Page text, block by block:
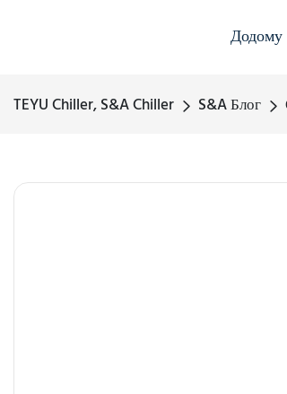
Додому
TEYU Chiller, S&A Chiller S&A Блог